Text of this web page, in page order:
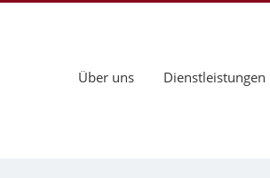
Über uns Dienstleistungen